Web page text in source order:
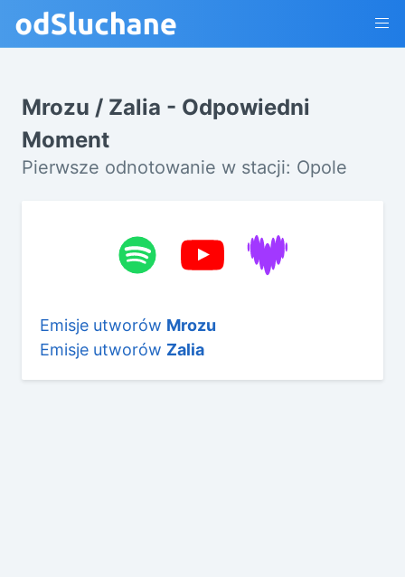
Mrozu / Zalia - Odpowiedni
Moment
Pierwsze odnotowanie w stacji: Opole
Emisje utworów Mrozu
Emisje utworów Zalia